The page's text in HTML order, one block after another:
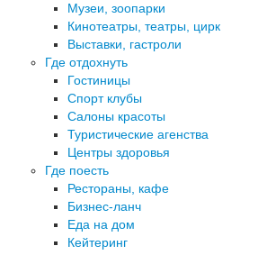
Музеи, зоопарки
Кинотеатры, театры, цирк
Выставки, гастроли
Где отдохнуть
Гостиницы
Спорт клубы
Салоны красоты
Туристические агенства
Центры здоровья
Где поесть
Рестораны, кафе
Бизнес-ланч
Еда на дом
Кейтеринг